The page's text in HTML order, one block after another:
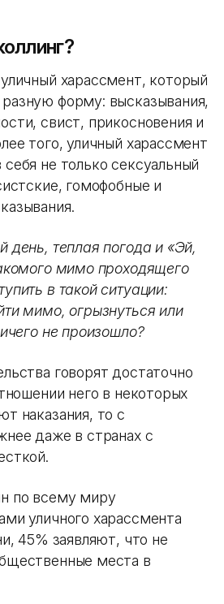
харассмент, который
форму: высказывания,
свист, прикосновения и
того, уличный харассмент
не только сексуальный
гомофобные и
день, теплая погода и «Эй,
мимо проходящего
в такой ситуации:
мимо, огрызнуться или
не произошло?
говорят достаточно
него в некоторых
наказания, то с
даже в странах с
по всему миру
уличного харассмента
45% заявляют, что не
места в